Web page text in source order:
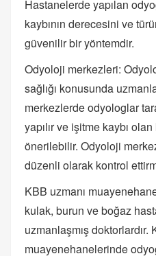
Hastanelerde yapılan
kaybının derecesini ve
güvenilir bir yöntemdir.
Odyoloji merkezleri:
sağlığı konusunda
merkezlerde odyologlar
yapılır ve işitme kaybı
önerilebilir. Odyoloji
düzenli olarak kontrol
KBB uzmanı
kulak, burun ve boğaz
uzmanlaşmış doktorlardır.
muayenehanelerinde